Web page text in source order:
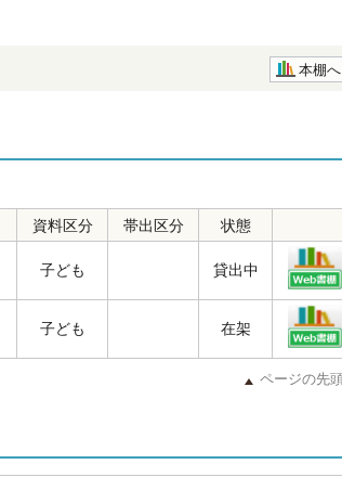
本棚へ
資料区分 帯出区分 状態
子ども 貸出中
子ども 在架
ページの先